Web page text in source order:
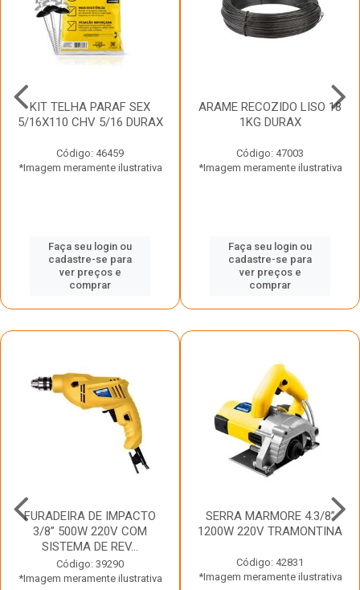
KIT TELHA PARAF SEX
5/16X110 CHV 5/16 DURAX
Código: 46459
*Imagem meramente ilustrativa
Faça seu login ou
cadastre-se para
ver preços e
comprar
ARAME RECOZIDO LISO 18
1KG DURAX
Código: 47003
*Imagem meramente ilustrativa
Faça seu login ou
cadastre-se para
ver preços e
comprar
FURADEIRA DE IMPACTO
3/8” 500W 220V COM
SISTEMA DE REV...
Código: 39290
*Imagem meramente ilustrativa
SERRA MARMORE 4.3/8”
1200W 220V TRAMONTINA
Código: 42831
*Imagem meramente ilustrativa